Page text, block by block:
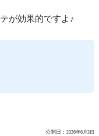
が効果的ですよ♪
公開日： 2026年6月3日